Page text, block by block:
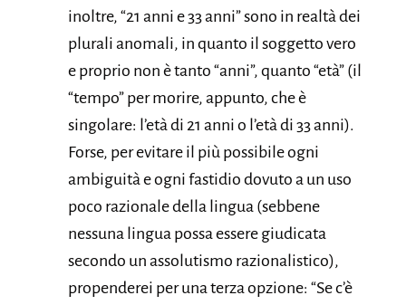
inoltre, “21 anni e 33 anni” sono in realtà dei
plurali anomali, in quanto il soggetto vero
e proprio non è tanto “anni”, quanto “età” (il
“tempo” per morire, appunto, che è
singolare: l’età di 21 anni o l’età di 33 anni).
Forse, per evitare il più possibile ogni
ambiguità e ogni fastidio dovuto a un uso
poco razionale della lingua (sebbene
nessuna lingua possa essere giudicata
secondo un assolutismo razionalistico),
propenderei per una terza opzione: “Se c’è